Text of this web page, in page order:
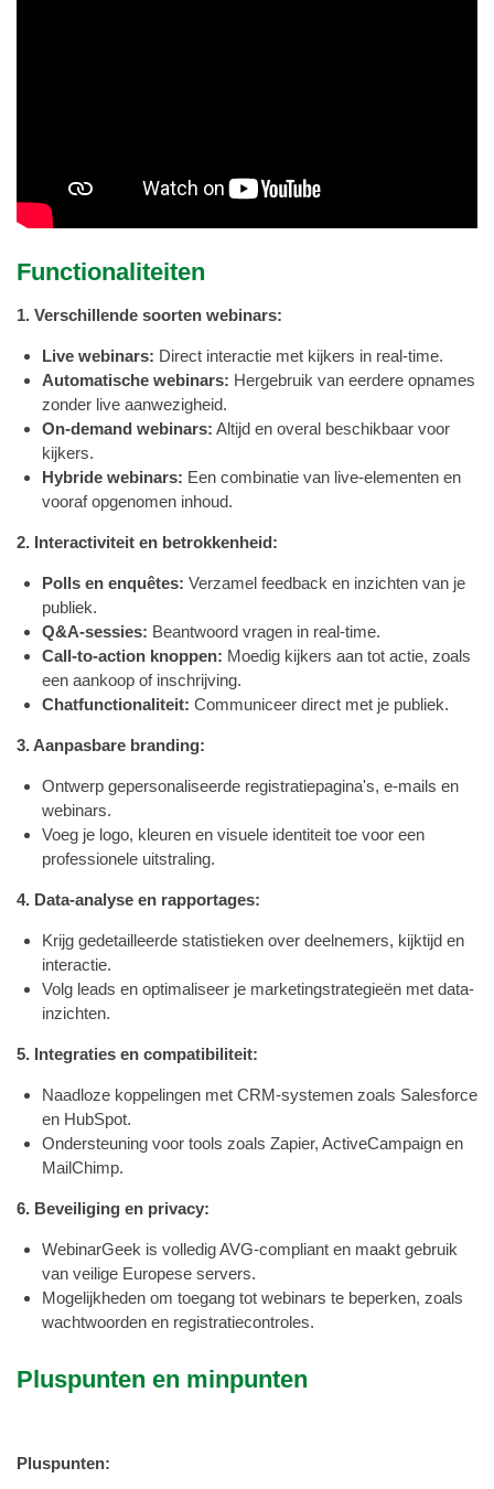
Functionaliteiten
1. Verschillende soorten webinars:
Live webinars: Direct interactie met kijkers in real-time.
Automatische webinars: Hergebruik van eerdere opnames
zonder live aanwezigheid.
On-demand webinars: Altijd en overal beschikbaar voor
kijkers.
Hybride webinars: Een combinatie van live-elementen en
vooraf opgenomen inhoud.
2. Interactiviteit en betrokkenheid:
Polls en enquêtes: Verzamel feedback en inzichten van je
publiek.
Q&A-sessies: Beantwoord vragen in real-time.
Call-to-action knoppen: Moedig kijkers aan tot actie, zoals
een aankoop of inschrijving.
Chatfunctionaliteit: Communiceer direct met je publiek.
3. Aanpasbare branding:
Ontwerp gepersonaliseerde registratiepagina's, e-mails en
webinars.
Voeg je logo, kleuren en visuele identiteit toe voor een
professionele uitstraling.
4. Data-analyse en rapportages:
Krijg gedetailleerde statistieken over deelnemers, kijktijd en
interactie.
Volg leads en optimaliseer je marketingstrategieën met data-
inzichten.
5. Integraties en compatibiliteit:
Naadloze koppelingen met CRM-systemen zoals Salesforce
en HubSpot.
Ondersteuning voor tools zoals Zapier, ActiveCampaign en
MailChimp.
6. Beveiliging en privacy:
WebinarGeek is volledig AVG-compliant en maakt gebruik
van veilige Europese servers.
Mogelijkheden om toegang tot webinars te beperken, zoals
wachtwoorden en registratiecontroles.
Pluspunten en minpunten
Pluspunten: